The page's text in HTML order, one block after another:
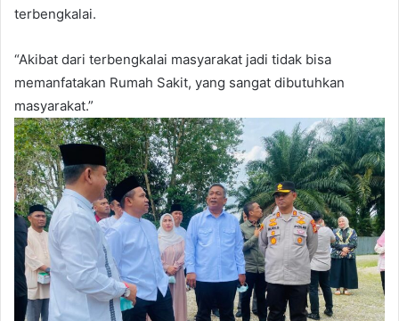
terbengkalai.
“Akibat dari terbengkalai masyarakat jadi tidak bisa
memanfatakan Rumah Sakit, yang sangat dibutuhkan
masyarakat.”